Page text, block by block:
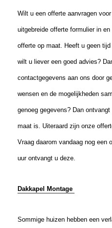
Wilt u een offerte aanvragen
uitgebreide offerte formulier in
offerte op maat. Heeft u geen
wilt u liever een goed advies?
contactgegevens aan ons door
wensen en de mogelijkheden
genoeg gegevens? Dan
maat is. Uiteraard zijn onze
Vraag daarom vandaag nog een
uur ontvangt u deze.
Dakkapel Montage
Sommige huizen hebben een